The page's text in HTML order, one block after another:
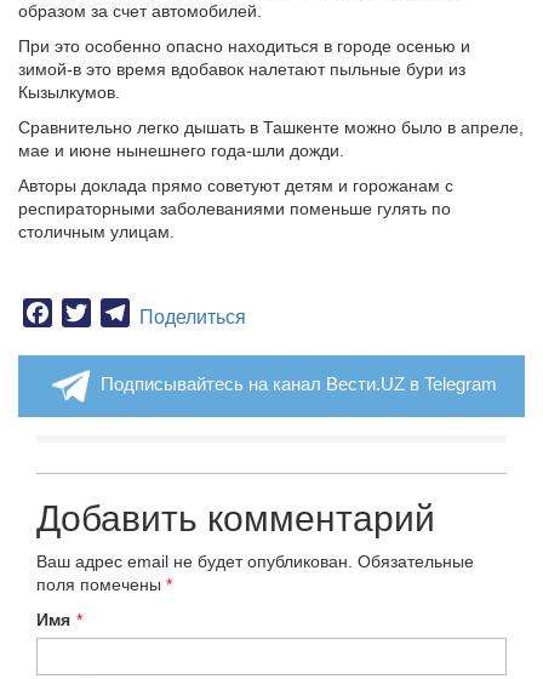
образом за счет автомобилей.
При это особенно опасно находиться в городе осенью и
зимой-в это время вдобавок налетают пыльные бури из
Кызылкумов.
Сравнительно легко дышать в Ташкенте можно было в апреле,
мае и июне нынешнего года-шли дожди.
Авторы доклада прямо советуют детям и горожанам с
респираторными заболеваниями поменьше гулять по
столичным улицам.
Facebook
TwitterTelegram
Поделиться
Подписывайтесь на канал Вести.UZ в Telegram
Добавить комментарий
Ваш адрес email не будет опубликован. Обязательные
поля помечены *
Имя *